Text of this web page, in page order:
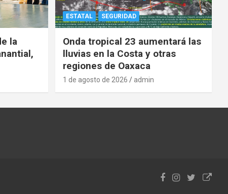
la
ESTATAL SEGURIDAD
Onda tropical 23 aumentará las
lluvias en la Costa y otras
regiones de Oaxaca
1 de agosto de 2026 admin